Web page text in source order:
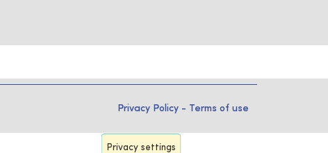
Privacy Policy - Terms of use
Privacy settings